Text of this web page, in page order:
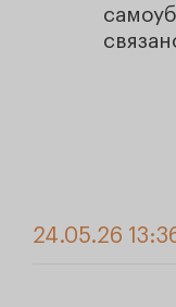
24.05.26